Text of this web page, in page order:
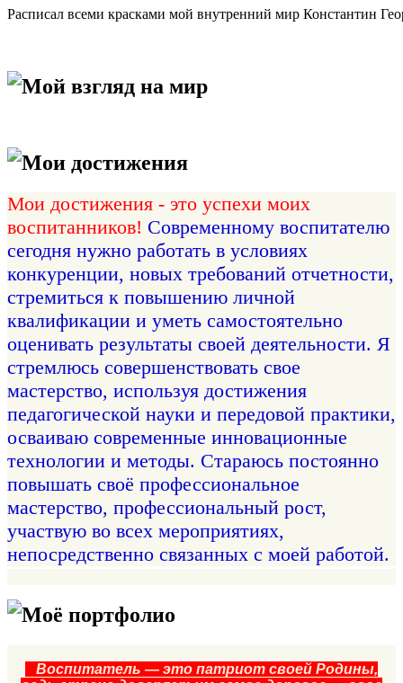
Расписал всеми красками мой внутренний мир Константин
Мой взгляд на мир
Мои достижения
Мои достижения - это успехи моих
воспитанников! Современному воспитателю
сегодня нужно работать в условиях
конкуренции, новых требований отчетности,
стремиться к повышению личной
квалификации и уметь самостоятельно
оценивать результаты своей деятельности. Я
стремлюсь совершенствовать свое
мастерство, используя достижения
педагогической науки и передовой практики,
осваиваю современные инновационные
технологии и методы. Стараюсь постоянно
повышать своё профессиональное
мастерство, профессиональный рост,
участвую во всех мероприятиях,
непосредственно связанных с моей работой.
Моё портфолио
Воспитатель — это патриот своей Родины,